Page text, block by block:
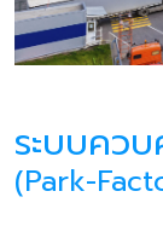
ระบบควบ
(Park-